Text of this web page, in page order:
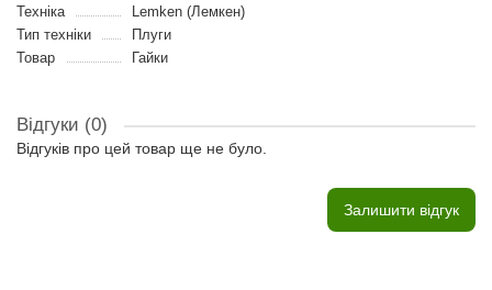
Техніка
Lemken (Лемкен)
Тип техніки
Плуги
Товар
Гайки
Відгуки (0)
Відгуків про цей товар ще не було.
Залишити відгук